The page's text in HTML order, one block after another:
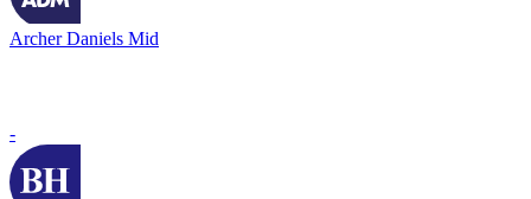
Archer Daniels Mid
-